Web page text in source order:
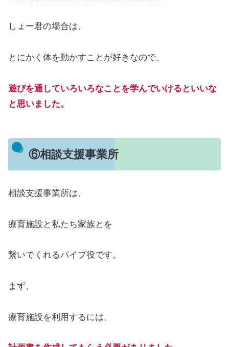
しょー君の場合は、
とにかく体を動かすことが好きなので、
遊びを通していろいろなことを学んでいけるといいな
と思いました。
⑥相談支援事業所
相談支援事業所は、
療育施設と私たち家族とを
繋いでくれるパイプ役です。
まず、
療育施設を利用するには、